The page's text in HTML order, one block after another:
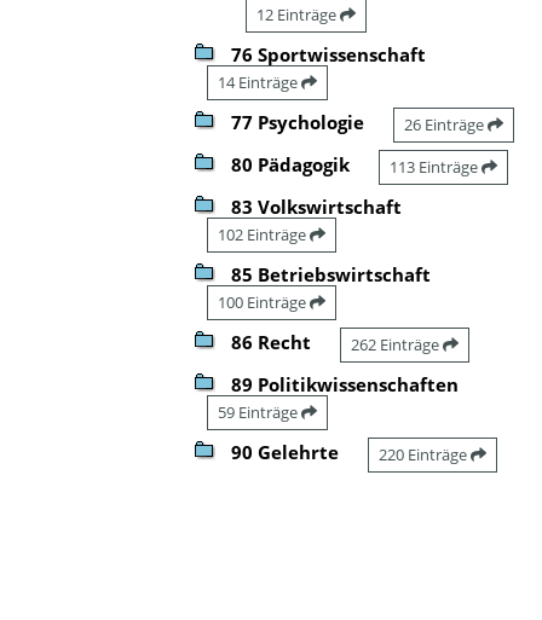
12 Einträge
76 Sportwissenschaft
14 Einträge
77 Psychologie 26 Einträge
80 Pädagogik 113 Einträge
83 Volkswirtschaft
102 Einträge
85 Betriebswirtschaft
100 Einträge
86 Recht 262 Einträge
89 Politikwissenschaften
59 Einträge
90 Gelehrte 220 Einträge